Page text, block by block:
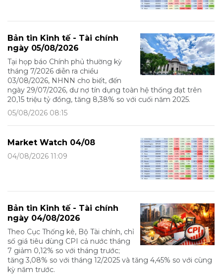
Bản tin Kinh tế - Tài chính
ngày 05/08/2026
Tại họp báo Chính phủ thường kỳ
tháng 7/2026 diễn ra chiều
03/08/2026, NHNN cho biết, đến
ngày 29/07/2026, dư nợ tín dụng toàn hệ thống đạt trên
20,15 triệu tỷ đồng, tăng 8,38% so với cuối năm 2025.
05/08/2026 08:15
Market Watch 04/08
04/08/2026 11:09
Bản tin Kinh tế - Tài chính
ngày 04/08/2026
Theo Cục Thống kê, Bộ Tài chính, chỉ
số giá tiêu dùng CPI cả nước tháng
7 giảm 0,12% so với tháng trước;
tăng 3,08% so với tháng 12/2025 và tăng 4,45% so với cùng
kỳ năm trước.